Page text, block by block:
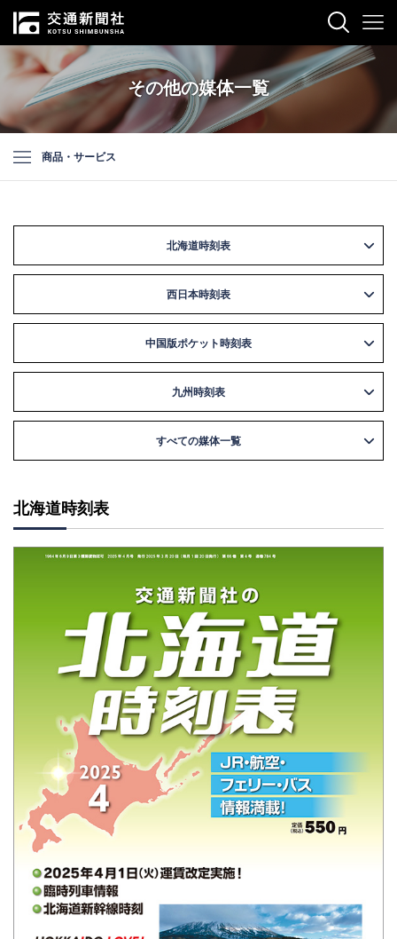
その他の媒体一覧
商品・サービス
北海道時刻表
西日本時刻表
中国版ポケット時刻表
九州時刻表
すべての媒体一覧
北海道時刻表